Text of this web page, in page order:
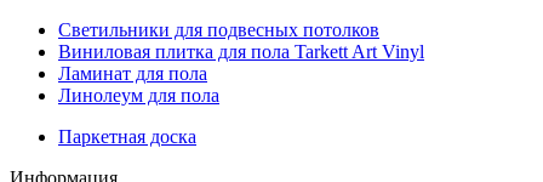
Светильники для подвесных потолков
Виниловая плитка для пола Tarkett Art Vinyl
Ламинат для пола
Линолеум для пола
Паркетная доска
Информация